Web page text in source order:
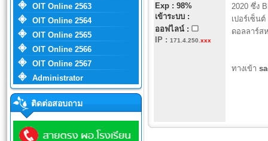
OIT Online 2563
OIT Online 2564
OIT Online 2565
OIT Online 2566
OIT Online 2567
Administrator
ติดต่อสอบถาม
Exp : 98%
เข้าระบบ :
ออฟไลน์ :
IP : 171.4.250. xxx
2020 ซึ่ง
เปอร์เซ็น
ดอลลาร์ส
ทางเข้า